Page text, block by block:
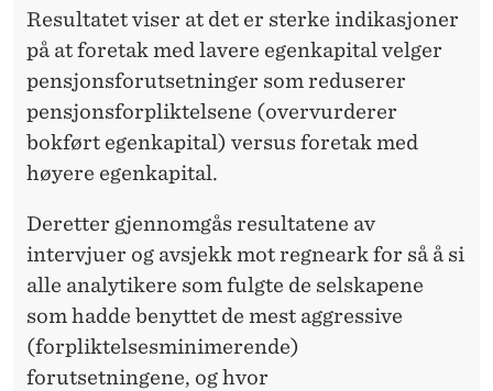
Resultatet viser at det er sterke indikasjoner
på at foretak med lavere egenkapital velger
pensjonsforutsetninger som reduserer
pensjonsforpliktelsene (overvurderer
bokført egenkapital) versus foretak med
høyere egenkapital.
Deretter gjennomgås resultatene av
intervjuer og avsjekk mot regneark for så å si
alle analytikere som fulgte de selskapene
som hadde benyttet de mest aggressive
(forpliktelsesminimerende)
forutsetningene, og hvor